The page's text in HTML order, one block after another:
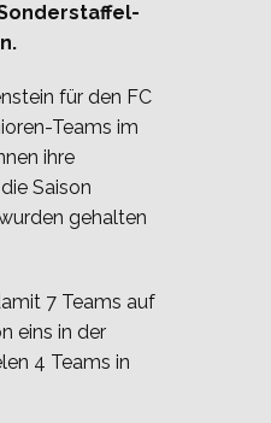
für den FC
Teams im
ihre
Saison
gehalten
7 Teams auf
eins in der
4 Teams in